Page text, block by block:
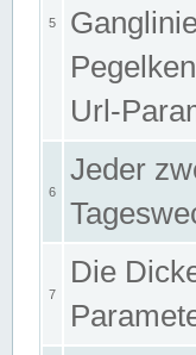
5
Url-
6
Jeder
7
Die